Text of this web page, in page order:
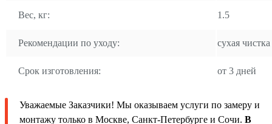
Вес, кг:
1.5
Рекомендации по уходу: сухая чистка
Срок изготовления: от 3 дней
Уважаемые Заказчики! Мы оказываем услуги по замеру и
монтажу только в Москве, Санкт-Петербурге и Сочи. В